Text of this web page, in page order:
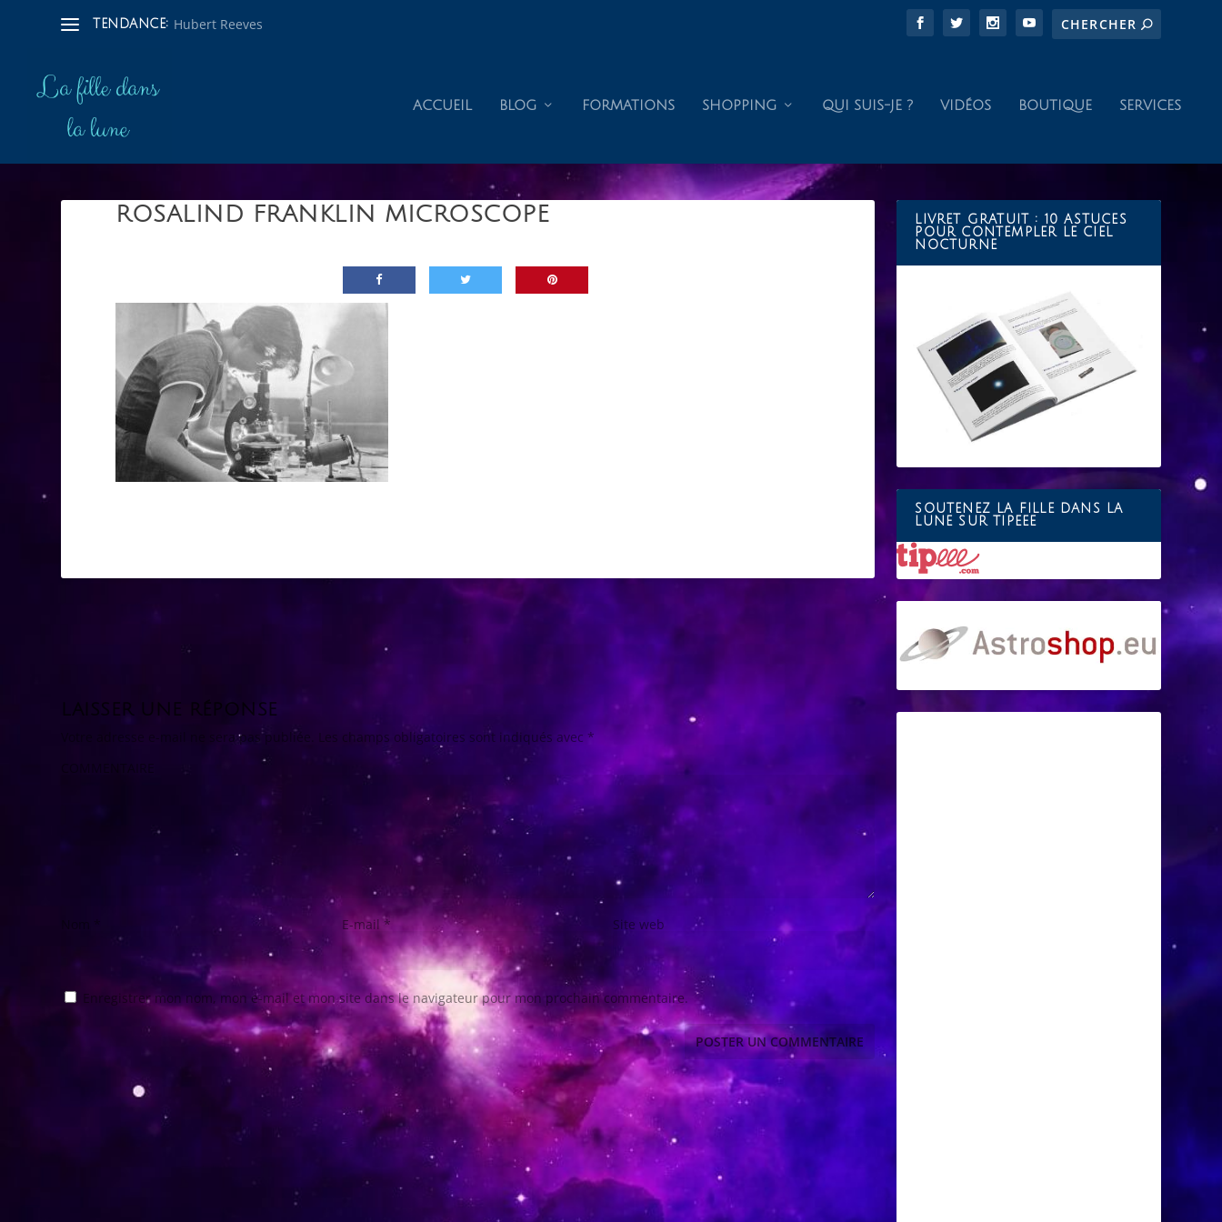
TENDANCE: Hubert Reeves
ACCUEIL BLOG FORMATIONS SHOPPING QUI SUIS-JE ? VIDÉOS BOUTIQUE SERVICES
ROSALIND FRANKLIN MICROSCOPE
LAISSER UNE RÉPONSE
Votre adresse e-mail ne sera pas publiée. Les champs obligatoires sont indiqués avec*
E-mail * Site web
Enregistrer mon nom, mon e-mail et mon site dans le navigateur pour mon prochain commentaire.
LIVRET GRATUIT : 10 ASTUCES
POUR CONTEMPLER LE CIEL
NOCTURNE
SOUTENEZ LA FILLE DANS LA
LUNE SUR TIPEEE